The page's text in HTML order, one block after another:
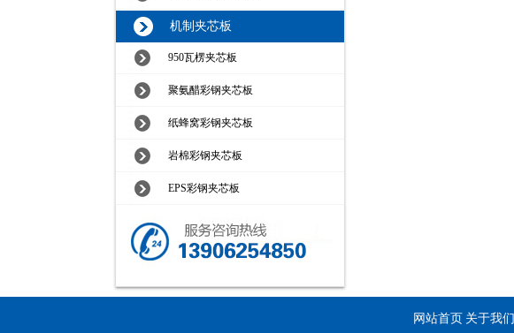
机制夹芯板
950瓦楞夹芯板
聚氨醋彩钢夹芯板
纸蜂窝彩钢夹芯板
岩棉彩钢夹芯板
EPS彩钢夹芯板
网站首页 关于我们